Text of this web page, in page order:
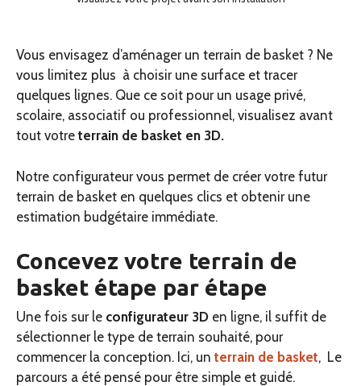
Vous envisagez d’aménager un terrain de basket ? Ne
vous limitez plus à choisir une surface et tracer
quelques lignes. Que ce soit pour un usage privé,
scolaire, associatif ou professionnel, visualisez avant
tout votreterrain de basket en 3D.
Notre configurateur vous permet de créer votre futur
terrain de basket en quelques clics et obtenir une
estimation budgétaire immédiate.
Concevez votre terrain de
basket étape par étape
Une fois sur le configurateur 3D en ligne, il suffit de
sélectionner le type de terrain souhaité, pour
commencer la conception. Ici, unterrain de basket, Le
parcours a été pensé pour être simple et guidé.